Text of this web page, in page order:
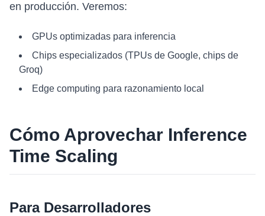
en producción. Veremos:
GPUs optimizadas para inferencia
Chips especializados (TPUs de Google, chips de
Groq)
Edge computing para razonamiento local
Cómo Aprovechar Inference
Time Scaling
Para Desarrolladores